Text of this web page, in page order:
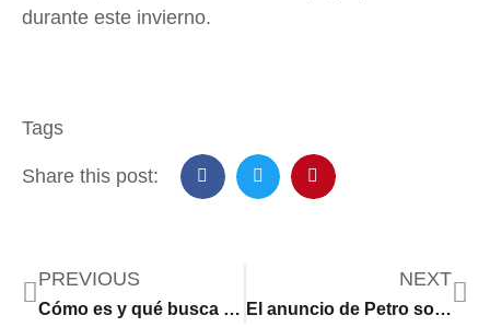
durante este invierno.
Tags
Share this post:
PREVIOUS
Cómo es y qué busca el ELN, la guerrilla de Colombia
NEXT
El anuncio de Petro sobre el cese del fuego bilateral con el ELN